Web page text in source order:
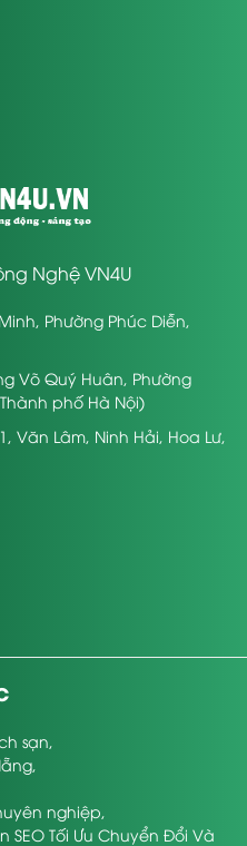
Nghệ VN4U
Phường Phúc Diễn,
Võ Quý Huân, Phường
phố Hà Nội)
Văn Lâm, Ninh Hải, Hoa Lư,
sạn
nghiệp
SEO Tối Ưu Chuyển Đổi Và